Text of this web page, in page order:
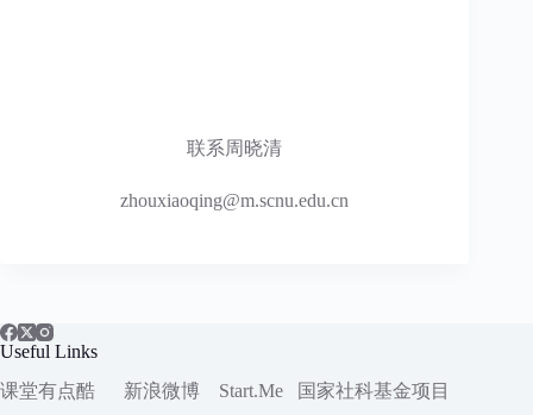
联系周晓清
zhouxiaoqing@m.scnu.edu.cn
Useful Links
课堂有点酷
新浪微博 Start.Me 国家社科基金项目